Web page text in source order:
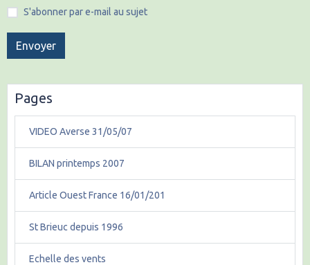
S'abonner par e-mail au sujet
Envoyer
Pages
VIDEO Averse 31/05/07
BILAN printemps 2007
Article Ouest France 16/01/201
St Brieuc depuis 1996
Echelle des vents